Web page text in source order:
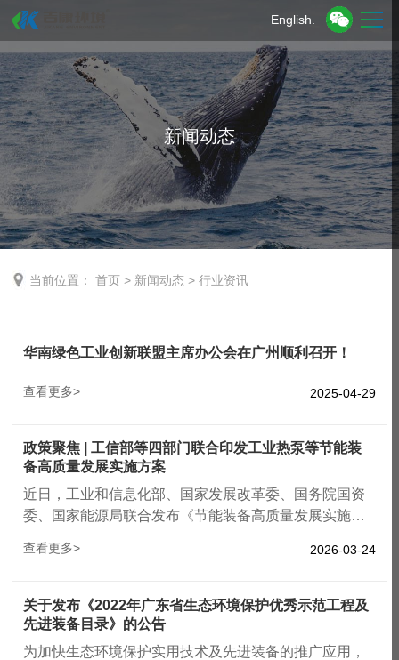
English.
新闻动态
当前位置： 首页 > 新闻动态 >行业资讯
华南绿色工业创新联盟主席办公会在广州顺利召开！
查看更多> 2025-04-29
政策聚焦 | 工信部等四部门联合印发工业热泵等节能装
备高质量发展实施方案
近日，工业和信息化部、国家发展改革委、国务院国资
委、国家能源局联合发布《节能装备高质量发展实施方
装备的研发与推广，为热泵技术在工业节能领域的应用
查看更多> 2026-03-24
关于发布《2022年广东省生态环境保护优秀示范工程及
先进装备目录》的公告
为加快生态环境保护实用技术及先进装备的推广应用，